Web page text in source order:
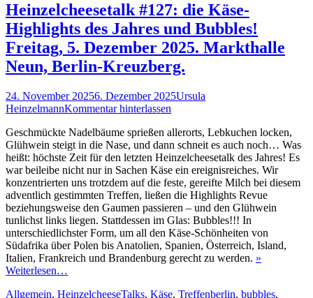
Heinzelcheesetalk #127: die Käse-
Highlights des Jahres und Bubbles!
Freitag, 5. Dezember 2025. Markthalle
Neun, Berlin-Kreuzberg.
Veröffentlicht
am
24. November 20256. Dezember 2025Autor
Ursula
HeinzelmannKommentar hinterlassen
Geschmückte Nadelbäume sprießen allerorts, Lebkuchen locken,
Glühwein steigt in die Nase, und dann schneit es auch noch… Was
heißt: höchste Zeit für den letzten Heinzelcheesetalk des Jahres! Es
war beileibe nicht nur in Sachen Käse ein ereignisreiches. Wir
konzentrierten uns trotzdem auf die feste, gereifte Milch bei diesem
adventlich gestimmten Treffen, ließen die Highlights Revue
beziehungsweise den Gaumen passieren – und den Glühwein
tunlichst links liegen. Stattdessen im Glas: Bubbles!!! In
unterschiedlichster Form, um all den Käse-Schönheiten von
Südafrika über Polen bis Anatolien, Spanien, Österreich, Island,
Italien, Frankreich und Brandenburg gerecht zu werden. »
Weiterlesen…
Kategorien
Allgemein, HeinzelcheeseTalks, Käse, TreffenSchlagworte
berlin, bubbles,